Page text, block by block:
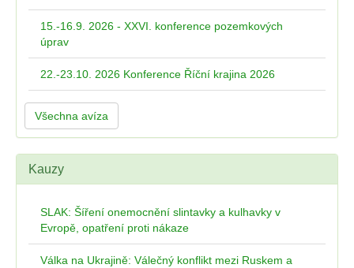
15.-16.9. 2026 - XXVI. konference pozemkových
úprav
22.-23.10. 2026 Konference Říční krajina 2026
Všechna avíza
Kauzy
SLAK: Šíření onemocnění slintavky a kulhavky v
Evropě, opatření proti nákaze
Válka na Ukrajině: Válečný konflikt mezi Ruskem a